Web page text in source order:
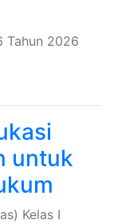
Tahun 2026
untuk
Kelas I